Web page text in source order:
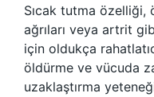
Sıcak tutma
ağrıları veya artrit
için oldukça
öldürme ve vücuda
uzaklaştırma